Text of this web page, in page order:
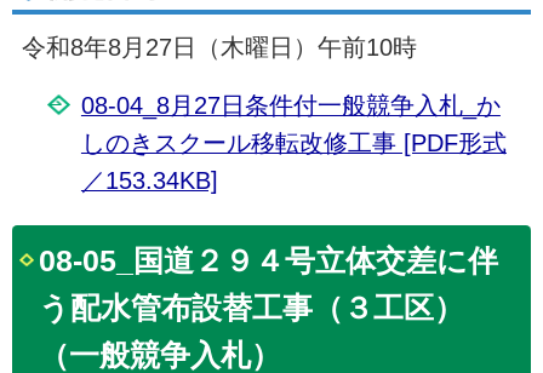
令和8年8月27日（木曜日）午前10時
08-04_8月27日条件付一般競争入札_か
しのきスクール移転改修工事 [PDF形式
／153.34KB]
08-05_国道２９４号立体交差に伴
う配水管布設替工事（３工区）
（一般競争入札）